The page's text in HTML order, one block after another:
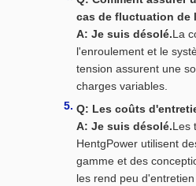
cas de fluctuation de
A: Je suis désolé.La
l'enroulement et le
tension assurent une
charges variables.
Q: Les coûts
A: Je suis désolé.Les
HentgPower utilisent
gamme et des
les rend peu